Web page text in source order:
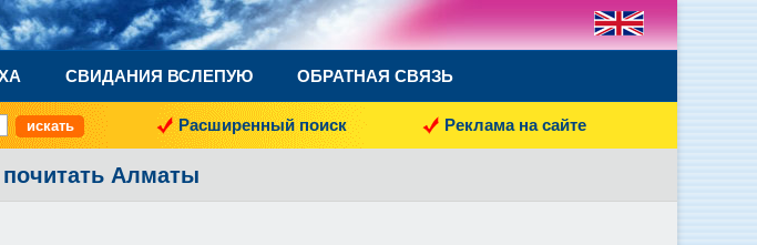
СВИДАНИЯ ВСЛЕПУЮ ОБРАТНАЯ СВЯЗЬ
Расширенный поиск Реклама на сайте
Алматы